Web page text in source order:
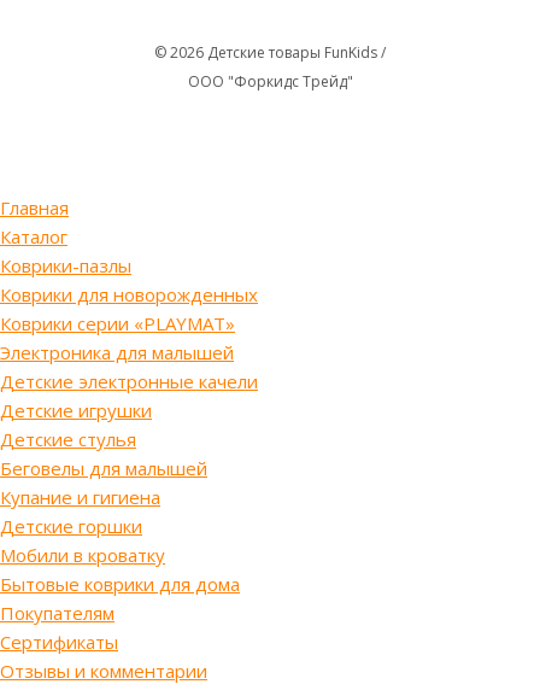
© 2026 Детские товары FunKids /
ООО "Форкидс Трейд"
Главная
Каталог
Коврики-пазлы
Коврики для новорожденных
Коврики серии «PLAYMAT»
Электроника для малышей
Детские электронные качели
Детские игрушки
Детские стулья
Беговелы для малышей
Купание и гигиена
Детские горшки
Мобили в кроватку
Бытовые коврики для дома
Покупателям
Сертификаты
Отзывы и комментарии